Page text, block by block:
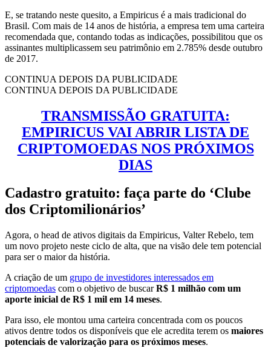
E, se tratando neste quesito, a Empiricus é a mais tradicional do
Brasil. Com mais de 14 anos de história, a empresa tem uma carteira
recomendada que, contando todas as indicações, possibilitou que os
assinantes multiplicassem seu patrimônio em 2.785% desde outubro
de 2017.
CONTINUA DEPOIS DA PUBLICIDADE
CONTINUA DEPOIS DA PUBLICIDADE
TRANSMISSÃO GRATUITA:
EMPIRICUS VAI ABRIR LISTA DE
CRIPTOMOEDAS NOS PRÓXIMOS
DIAS
Cadastro gratuito: faça parte do ‘Clube
dos Criptomilionários’
Agora, o head de ativos digitais da Empiricus, Valter Rebelo, tem
um novo projeto neste ciclo de alta, que na visão dele tem potencial
para ser o maior da história.
A criação de um grupo de investidores interessados em
criptomoedas com o objetivo de buscarR$ 1 milhão com um
aporte inicial de R$ 1 mil em 14 meses.
Para isso, ele montou uma carteira concentrada com os poucos
ativos dentre todos os disponíveis que ele acredita terem os maiores
potenciais de valorização para os próximos meses.